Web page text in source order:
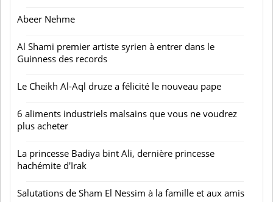
Abeer Nehme
Al Shami premier artiste syrien à entrer dans le
Guinness des records
Le Cheikh Al-Aql druze a félicité le nouveau pape
6 aliments industriels malsains que vous ne voudrez
plus acheter
La princesse Badiya bint Ali, dernière princesse
hachémite d'Irak
Salutations de Sham El Nessim à la famille et aux amis